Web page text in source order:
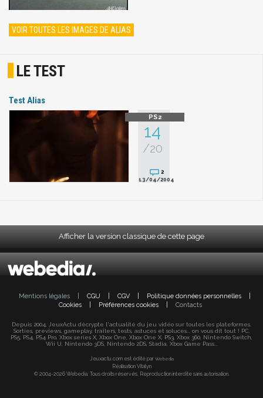
VOIR TOUTES LES IMAGES DE ALIAS
LE TEST
Test Alias
14
/20
2
13/04/2004
Afficher la version classique de cette page
Mentions légales CGU CGV Politique données personnelles
Cookies
Préférences cookies Contacts
Depuis 2004, JeuxActu décrypte l'actualité du jeu vidéo sur toutes les plateformes.
Sorties, previews, gameplay, trailers, tests, astuces et soluces... on vous dit tout ! PC,
PS5, PS4, PS4 Pro, Xbox series X, Xbox One, Xbox One X, PS3, Xbox 360, Nintendo Switch,
Wii U, Nintendo 3DS, Nintendo 2DS, Stadia, Xbox Game Pass...
Jeuxactu.com est édité par Webedia
Réalisation Vitalyn
© 2004-2026 Webedia. Tous droits réservés. Reproduction interdite sans autorisation.